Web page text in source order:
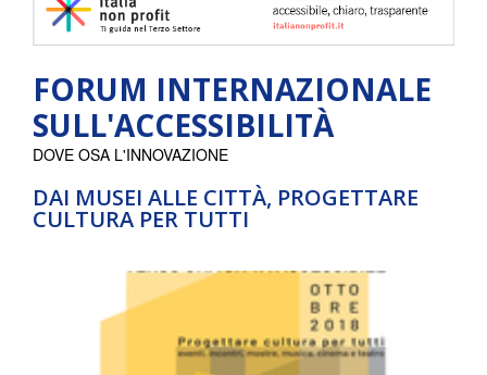
FORUM INTERNAZIONALE
SULL'ACCESSIBILITÀ
DAI MUSEI ALLE CITTÀ, PROGETTARE
CULTURA PER TUTTI
DOVE OSA L'INNOVAZIONE